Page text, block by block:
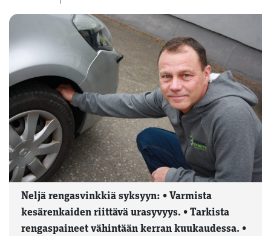
Neljä rengasvinkkiä syksyyn: • Varmista
kesärenkaiden riittävä urasyvyys. • Tarkista
rengaspaineet vähintään kerran kuukaudessa. •